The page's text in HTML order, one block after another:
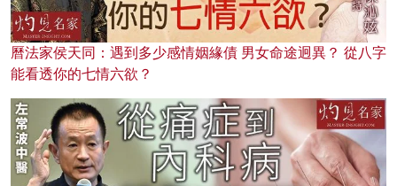
曆法家侯天同：遇到多少感情姻緣債 男女命途迥異？ 從八字
能看透你的七情六欲？